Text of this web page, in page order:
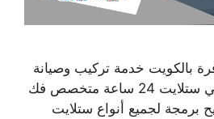
بالكويت خدمة تركيب وصيانة
ستلايت رسيفر رقم فني ستلايت 24 ساعة متخصص فك
برمجة لجميع أنواع ستلايت